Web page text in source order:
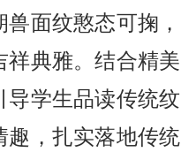
面纹憨态可掬，
典雅。结合精美
学生品读传统纹
，扎实落地传统